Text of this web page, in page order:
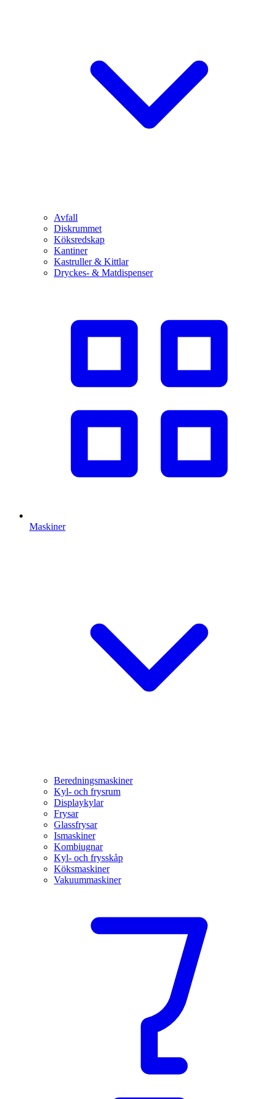
Avfall
Diskrummet
Köksredskap
Kantiner
Kastruller & Kittlar
Dryckes- & Matdispenser
Maskiner
Beredningsmaskiner
Kyl- och frysrum
Displaykylar
Frysar
Glassfrysar
Ismaskiner
Kombiugnar
Kyl- och frysskåp
Köksmaskiner
Vakuummaskiner